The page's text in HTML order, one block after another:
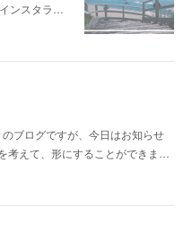
ンスタラ…
ブログですが、今日はお知らせ
考えて、形にすることができま…